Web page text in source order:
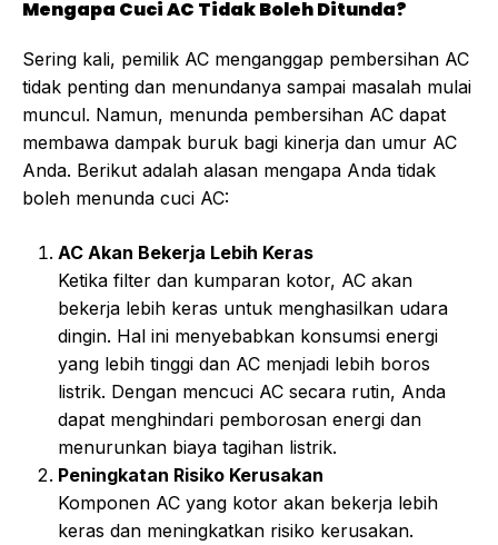
Mengapa Cuci AC Tidak Boleh Ditunda?
Sering kali, pemilik AC menganggap pembersihan AC
tidak penting dan menundanya sampai masalah mulai
muncul. Namun, menunda pembersihan AC dapat
membawa dampak buruk bagi kinerja dan umur AC
Anda. Berikut adalah alasan mengapa Anda tidak
boleh menunda cuci AC:
AC Akan Bekerja Lebih Keras
Ketika filter dan kumparan kotor, AC akan
bekerja lebih keras untuk menghasilkan udara
dingin. Hal ini menyebabkan konsumsi energi
yang lebih tinggi dan AC menjadi lebih boros
listrik. Dengan mencuci AC secara rutin, Anda
dapat menghindari pemborosan energi dan
menurunkan biaya tagihan listrik.
Peningkatan Risiko Kerusakan
Komponen AC yang kotor akan bekerja lebih
keras dan meningkatkan risiko kerusakan.